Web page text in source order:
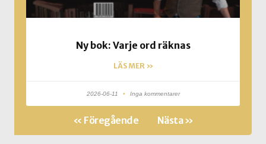
Ny bok: Varje ord räknas
LÄS MER »
2026-06-11 Inga kommentarer
« Föregående Nästa »